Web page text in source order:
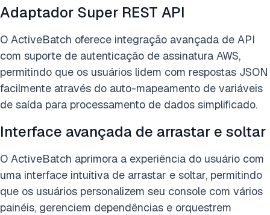
Adaptador Super REST API
O ActiveBatch oferece integração avançada de API
com suporte de autenticação de assinatura AWS,
permitindo que os usuários lidem com respostas JSON
facilmente através do auto-mapeamento de variáveis
de saída para processamento de dados simplificado.
Interface avançada de arrastar e soltar
O ActiveBatch aprimora a experiência do usuário com
uma interface intuitiva de arrastar e soltar, permitindo
que os usuários personalizem seu console com vários
painéis, gerenciem dependências e orquestrem